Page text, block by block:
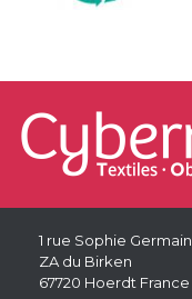
1 rue Sophie Germain
ZA du Birken
67720 Hoerdt France